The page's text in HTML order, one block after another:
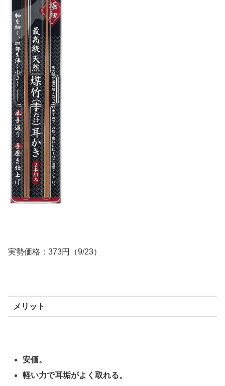
実勢価格：373円（9/23）
メリット
安価。
軽い力で耳垢がよく取れる。